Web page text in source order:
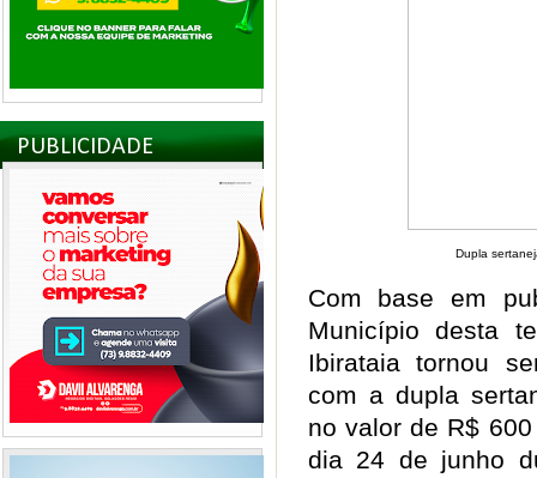
PUBLICIDADE
Dupla
Com base em
Município desta
Ibirataia tornou
com a dupla
no valor de R$
dia 24 de junho